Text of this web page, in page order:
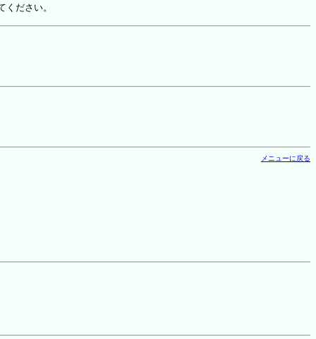
ださい。
メニューに戻る